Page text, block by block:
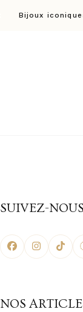
Bijoux
SUIVEZ-
NOS